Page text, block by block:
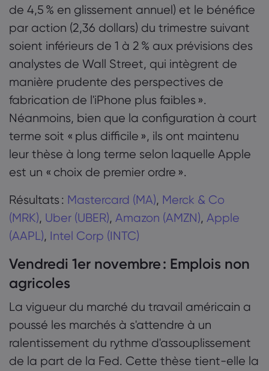
de 4,5 % en glissement annuel) et le bénéfice
par action (2,36 dollars) du trimestre suivant
soient inférieurs de 1 à 2 % aux prévisions des
analystes de Wall Street, qui intègrent de
manière prudente des perspectives de
fabrication de l'iPhone plus faibles ».
Néanmoins, bien que la configuration à court
terme soit « plus difficile », ils ont maintenu
leur thèse à long terme selon laquelle Apple
est un « choix de premier ordre ».
Résultats : Mastercard (MA), Merck & Co
(MRK), Uber (UBER), Amazon (AMZN), Apple
(AAPL), Intel Corp (INTC)
Vendredi 1er novembre : Emplois non
agricoles
La vigueur du marché du travail américain a
poussé les marchés à s'attendre à un
ralentissement du rythme d'assouplissement
de la part de la Fed. Cette thèse tient-elle la